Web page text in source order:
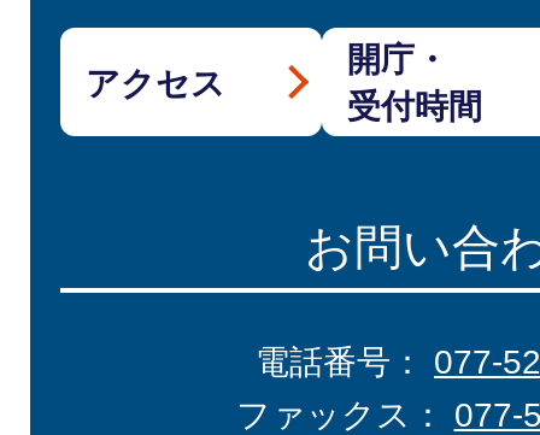
アクセス
開庁・
受付時間
お問い合
電話番号： 077-
ファックス： 077-